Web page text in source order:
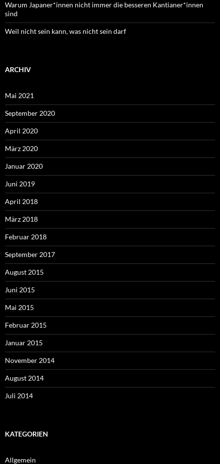
Warum Japaner*innen nicht immer die besseren Kantianer*innen
sind
Weil nicht sein kann, was nicht sein darf
ARCHIV
Mai 2021
September 2020
April 2020
März 2020
Januar 2020
Juni 2019
April 2018
März 2018
Februar 2018
September 2017
August 2015
Juni 2015
Mai 2015
Februar 2015
Januar 2015
November 2014
August 2014
Juli 2014
KATEGORIEN
Allgemein